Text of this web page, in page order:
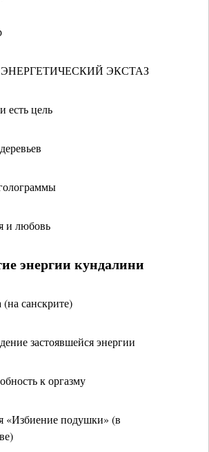
ЭНЕРГЕТИЧЕСКИЙ ЭКСТАЗ
есть цель
и любовь
энергии кундалини
санскрите)
застоявшейся энергии
к оргазму
«Избиение подушки» (в